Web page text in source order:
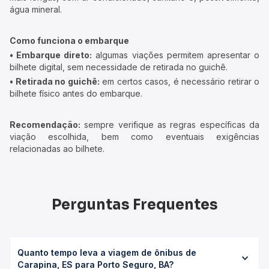
água mineral.
Como funciona o embarque
• Embarque direto: algumas viações permitem apresentar o
bilhete digital, sem necessidade de retirada no guichê.
• Retirada no guichê: em certos casos, é necessário retirar o
bilhete físico antes do embarque.
Recomendação: sempre verifique as regras específicas da
viação escolhida, bem como eventuais exigências
relacionadas ao bilhete.
Perguntas Frequentes
Quanto tempo leva a viagem de ônibus de
Carapina, ES para Porto Seguro, BA?